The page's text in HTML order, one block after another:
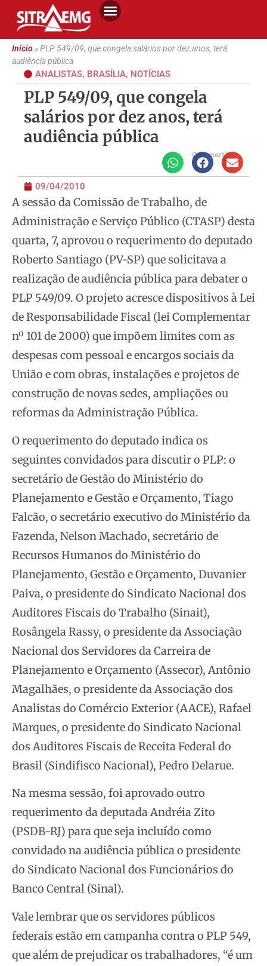
Início»PLP 549/09, que congela salários por dez anos, terá
audiência pública
ANALISTAS, BRASÍLIA, NOTÍCIAS
PLP 549/09, que congela
salários por dez anos, terá
audiência pública
Compartilhe
09/04/2010
A sessão da Comissão de Trabalho, de
Administração e Serviço Público (CTASP) desta
quarta, 7, aprovou o requerimento do deputado
Roberto Santiago (PV-SP) que solicitava a
realização de audiência pública para debater o
PLP 549/09. O projeto acresce dispositivos à Lei
de Responsabilidade Fiscal (lei Complementar
nº 101 de 2000) que impõem limites com as
despesas com pessoal e encargos sociais da
União e com obras, instalações e projetos de
construção de novas sedes, ampliações ou
reformas da Administração Pública.
O requerimento do deputado indica os
seguintes convidados para discutir o PLP: o
secretário de Gestão do Ministério do
Planejamento e Gestão e Orçamento, Tiago
Falcão, o secretário executivo do Ministério da
Fazenda, Nelson Machado, secretário de
Recursos Humanos do Ministério do
Planejamento, Gestão e Orçamento, Duvanier
Paiva, o presidente do Sindicato Nacional dos
Auditores Fiscais do Trabalho (Sinait),
Rosângela Rassy, o presidente da Associação
Nacional dos Servidores da Carreira de
Planejamento e Orçamento (Assecor), Antônio
Magalhães, o presidente da Associação dos
Analistas do Comércio Exterior (AACE), Rafael
Marques, o presidente do Sindicato Nacional
dos Auditores Fiscais de Receita Federal do
Brasil (Sindifisco Nacional), Pedro Delarue.
Na mesma sessão, foi aprovado outro
requerimento da deputada Andréia Zito
(PSDB-RJ) para que seja incluído como
convidado na audiência pública o presidente
do Sindicato Nacional dos Funcionários do
Banco Central (Sinal).
Vale lembrar que os servidores públicos
federais estão em campanha contra o PLP 549,
que além de prejudicar os trabalhadores, “é um